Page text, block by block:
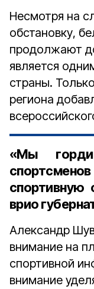
Несмотря на
обстановку,
продолжают
является
страны.
региона
«Мы
спортивную
врио
Александр
внимание на
спортивной
внимание